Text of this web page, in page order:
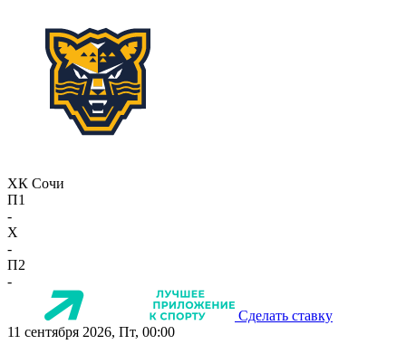
ХК Сочи
П1
-
X
-
П2
-
Сделать ставку
11 сентября 2026, Пт, 00:00